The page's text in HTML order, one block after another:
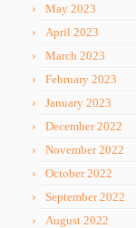
May 2023
April 2023
March 2023
February 2023
January 2023
December 2022
November 2022
October 2022
September 2022
August 2022